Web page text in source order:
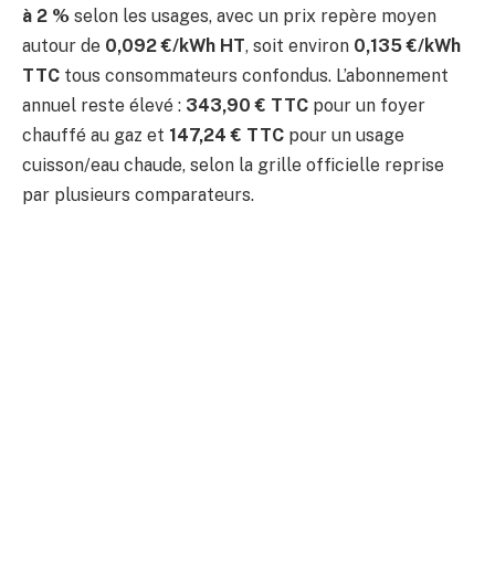
à 2 % selon les usages, avec un prix repère moyen
autour de 0,092 €/kWh HT, soit environ 0,135 €/kWh
TTC tous consommateurs confondus. L’abonnement
annuel reste élevé : 343,90 € TTC pour un foyer
chauffé au gaz et 147,24 € TTC pour un usage
cuisson/eau chaude, selon la grille officielle reprise
par plusieurs comparateurs.